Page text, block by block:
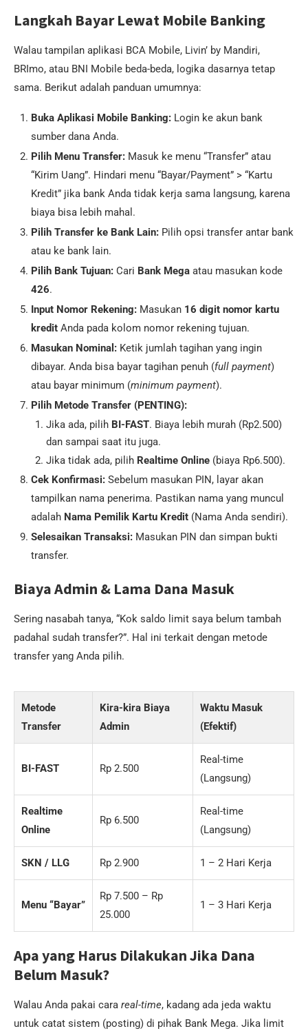
Langkah Bayar Lewat Mobile Banking
Walau tampilan aplikasi BCA Mobile, Livin’ by Mandiri,
BRImo, atau BNI Mobile beda-beda, logika dasarnya tetap
sama. Berikut adalah panduan umumnya:
Buka Aplikasi Mobile Banking: Login ke akun bank
sumber dana Anda.
Pilih Menu Transfer: Masuk ke menu “Transfer” atau
“Kirim Uang”. Hindari menu “Bayar/Payment” > “Kartu
Kredit” jika bank Anda tidak kerja sama langsung, karena
biaya bisa lebih mahal.
Pilih Transfer ke Bank Lain: Pilih opsi transfer antar bank
atau ke bank lain.
Pilih Bank Tujuan: Cari Bank Mega atau masukan kode
426.
Input Nomor Rekening: Masukan 16 digit nomor kartu
kredit Anda pada kolom nomor rekening tujuan.
Masukan Nominal: Ketik jumlah tagihan yang ingin
dibayar. Anda bisa bayar tagihan penuh (full payment)
atau bayar minimum (minimum payment).
Pilih Metode Transfer (PENTING):
Jika ada, pilih BI-FAST. Biaya lebih murah (Rp2.500)
dan sampai saat itu juga.
Jika tidak ada, pilih Realtime Online (biaya Rp6.500).
Cek Konfirmasi: Sebelum masukan PIN, layar akan
tampilkan nama penerima. Pastikan nama yang muncul
adalah Nama Pemilik Kartu Kredit (Nama Anda sendiri).
Selesaikan Transaksi: Masukan PIN dan simpan bukti
transfer.
Biaya Admin & Lama Dana Masuk
Sering nasabah tanya, “Kok saldo limit saya belum tambah
padahal sudah transfer?”. Hal ini terkait dengan metode
transfer yang Anda pilih.
Metode
Transfer
Kira-kira Biaya
Admin
Waktu Masuk
(Efektif)
BI-FAST Rp 2.500
Real-time
(Langsung)
Realtime
Online
Rp 6.500
Real-time
(Langsung)
SKN / LLG Rp 2.900 1 – 2 Hari Kerja
Menu “Bayar”
Rp 7.500 – Rp
25.000
1 – 3 Hari Kerja
Apa yang Harus Dilakukan Jika Dana
Belum Masuk?
Walau Anda pakai cara real-time, kadang ada jeda waktu
untuk catat sistem (posting) di pihak Bank Mega. Jika limit